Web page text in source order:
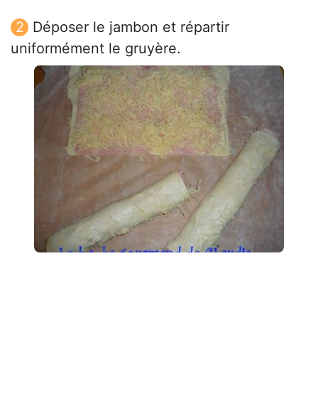
Déposer le jambon et répartir
uniformément le gruyère.